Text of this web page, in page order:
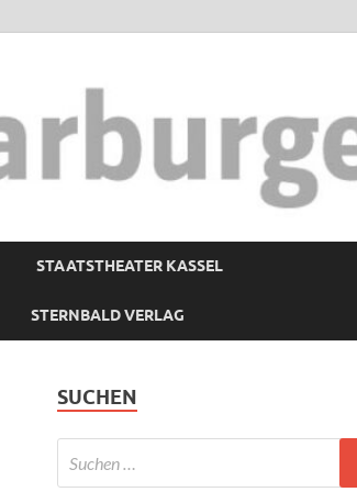
STAATSTHEATER KASSEL
STERNBALD VERLAG
SUCHEN